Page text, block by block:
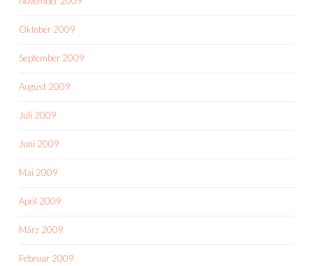
Oktober 2009
September 2009
August 2009
Juli 2009
Juni 2009
Mai 2009
April 2009
März 2009
Februar 2009